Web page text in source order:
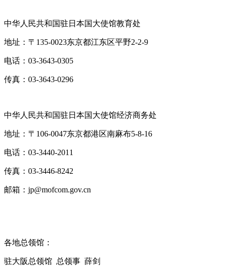
中华人民共和国驻日本国大使馆教育处
地址：〒135-0023东京都江东区平野2-2-9
电话：03-3643-0305
传真：03-3643-0296
中华人民共和国驻日本国大使馆经济商务处
地址：〒106-0047东京都港区南麻布5-8-16
电话：03-3440-2011
传真：03-3446-8242
邮箱：jp@mofcom.gov.cn
各地总领馆：
驻大阪总领馆 总领事 薛剑